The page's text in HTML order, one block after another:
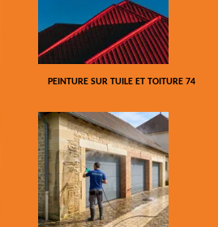
PEINTURE SUR TUILE ET TOITURE 74